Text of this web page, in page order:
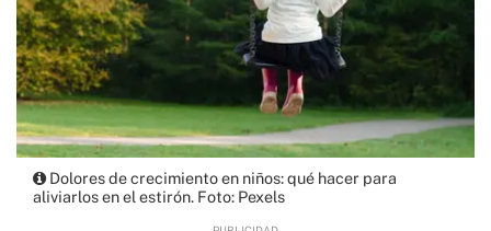
Dolores de crecimiento en niños: qué hacer para
aliviarlos en el estirón. Foto: Pexels